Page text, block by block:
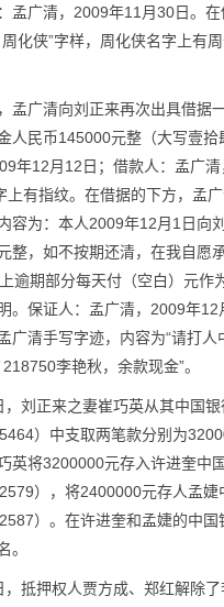
孟广清，2009年11月30日。
化侠”字样，周化侠名字上有
孟广清向刘正来再次出具借据
人民币145000元整（大写壹拾
年12月12日；借款人：孟广
上有指纹。在借据的下方，孟
容为：本人2009年12月1日向
整，如不按期还清，在我自愿
逾期部分每天付（空白）元作
。保证人：孟广清，2009年12
广清手写字迹，内容为“请打人
李艳秋，余款现金”。
刘正来之妻崔巧英从其中国银
）中支取两笔款分别为
英将3200000元存入许进奎中
），将2400000元存人孟婕
）。在许进奎和孟婕的中国
。
抵押权人贾方成、郑红解除了